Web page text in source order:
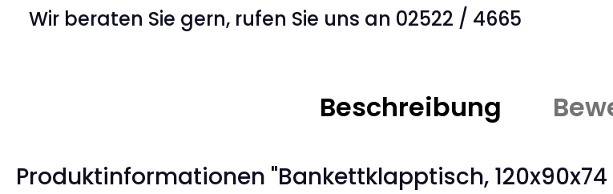
Wir beraten Sie gern, rufen Sie uns an 02522 / 4665
Beschreibung
Produktinformationen "Bankettklapptisch,